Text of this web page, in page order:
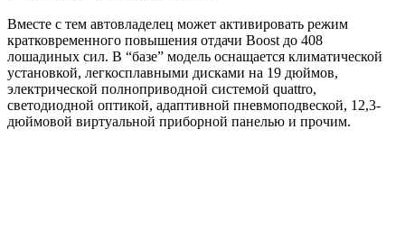
Вместе с тем автовладелец может активировать режим
кратковременного повышения отдачи Boost до 408
лошадиных сил. В “базе” модель оснащается климатической
установкой, легкосплавными дисками на 19 дюймов,
электрической полноприводной системой quattro,
светодиодной оптикой, адаптивной пневмоподвеской, 12,3-
дюймовой виртуальной приборной панелью и прочим.